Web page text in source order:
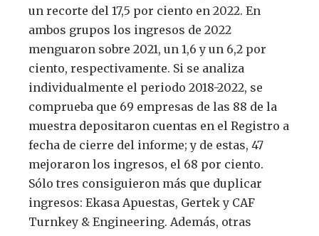
un recorte del 17,5 por ciento en 2022. En
ambos grupos los ingresos de 2022
menguaron sobre 2021, un 1,6 y un 6,2 por
ciento, respectivamente. Si se analiza
individualmente el periodo 2018-2022, se
comprueba que 69 empresas de las 88 de la
muestra depositaron cuentas en el Registro a
fecha de cierre del informe; y de estas, 47
mejoraron los ingresos, el 68 por ciento.
Sólo tres consiguieron más que duplicar
ingresos: Ekasa Apuestas, Gertek y CAF
Turnkey & Engineering. Además, otras